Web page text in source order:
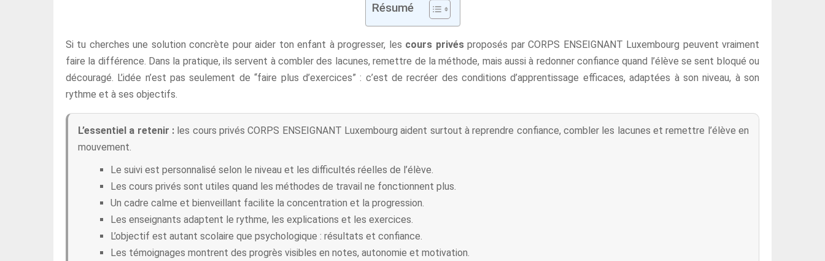
Résumé
Si tu cherches une solution concrète pour aider ton enfant à progresser, les cours privésproposés par CORPS ENSEIGNANT Luxembourg peuvent vraiment
faire la différence. Dans la pratique, ils servent à combler des lacunes, remettre de la méthode, mais aussi à redonner confiance quand l’élève se sent bloqué ou
découragé. L’idée n’est pas seulement de “faire plus d’exercices” : c’est de recréer des conditions d’apprentissage efficaces, adaptées à son niveau, à son
rythme et à ses objectifs.
L’essentiel a retenir : les cours privés CORPS ENSEIGNANT Luxembourg aident surtout à reprendre confiance, combler les lacunes et remettre l’élève en
mouvement.
Le suivi est personnalisé selon le niveau et les difficultés réelles de l’élève.
Les cours privés sont utiles quand les méthodes de travail ne fonctionnent plus.
Un cadre calme et bienveillant facilite la concentration et la progression.
Les enseignants adaptent le rythme, les explications et les exercices.
L’objectif est autant scolaire que psychologique : résultats et confiance.
Les témoignages montrent des progrès visibles en notes, autonomie et motivation.